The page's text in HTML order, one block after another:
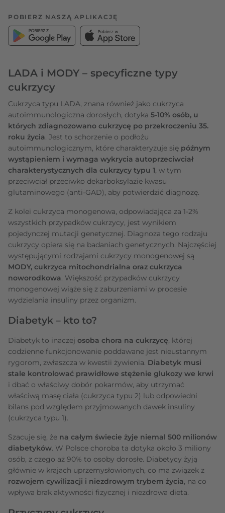
POBIERZ NASZĄ APLIKACJĘ
LADA i MODY – specyficzne typy
cukrzycy
Cukrzyca typu LADA, znana również jako cukrzyca
autoimmunologiczna dorosłych, dotyka 5-10% osób, u
których zdiagnozowano cukrzycę po przekroczeniu 35.
roku życia. Jest to schorzenie o podłożu
autoimmunologicznym, które charakteryzuje się późnym
wystąpieniem i wymaga wykrycia autoprzeciwciał
charakterystycznych dla cukrzycy typu 1, w tym
przeciwciał przeciwko dekarboksylazie kwasu
glutaminowego (anti-GAD), aby potwierdzić diagnozę.
Z kolei cukrzyca monogenowa, odpowiadająca za 1-2%
wszystkich przypadków cukrzycy, jest wynikiem
pojedynczej mutacji genetycznej. Diagnoza tego rodzaju
cukrzycy opiera się na badaniach genetycznych. Najczęściej
występującymi rodzajami cukrzycy monogenowej są
MODY, cukrzyca mitochondrialna oraz cukrzyca
noworodkowa. Większość przypadków cukrzycy
monogenowej wiąże się z zaburzeniami w procesie
wydzielania insuliny przez organizm.
Diabetyk – kto to?
Diabetyk to inaczej osoba chora na cukrzycę, której
codzienne funkcjonowanie poddawane jest nieustannym
rygorom, zwłaszcza w kwestii żywienia. Diabetyk musi
stale kontrolować prawidłowe stężenie glukozy we krwi
i dbać o właściwy dobór pokarmów, aby utrzymać
właściwą masę ciała (cukrzyca typu 2) lub odpowiedni
bilans pod względem przyjmowanych dawek insuliny
(cukrzyca typu 1).
Szacuje się, że na całym świecie żyje niemal 500 milionów
diabetyków. W Polsce choroba ta dotyka około 3 miliony
osób, z czego aż 90% to osoby dorosłe. Diabetycy żyją
głównie w krajach uprzemysłowionych, co ma związek z
rozwojem cywilizacji i niezdrowym trybem życia, na co
wpływa brak aktywności fizycznej i niezdrowa dieta.